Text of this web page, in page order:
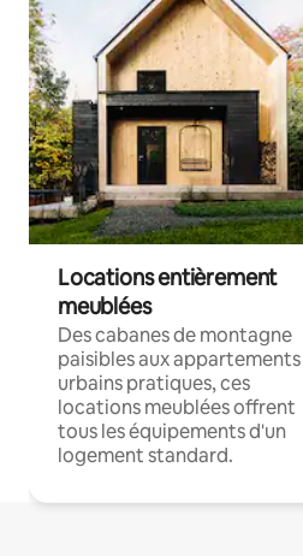
Locations entièrement
meublées
Des cabanes de montagne
paisibles aux appartements
urbains pratiques, ces
locations meublées offrent
tous les équipements d'un
logement standard.